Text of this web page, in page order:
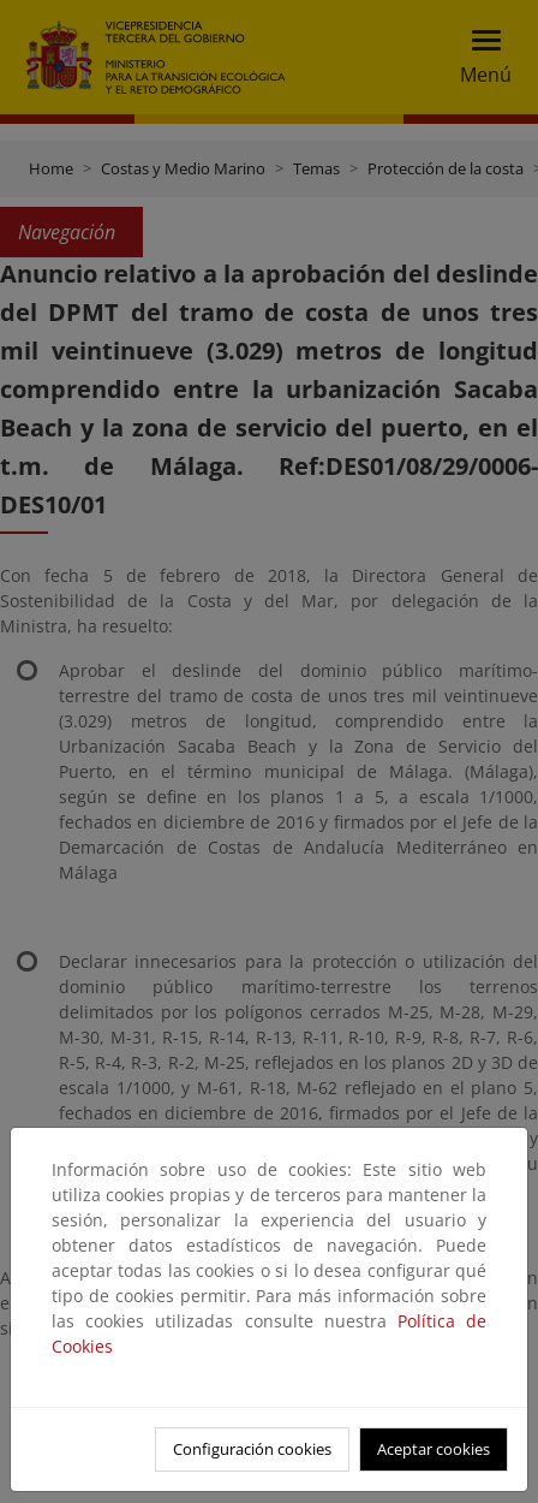
Menú
Home Costas y Medio Marino Temas Protección de la costa
Navegación
Anuncio relativo a la aprobación del deslinde
del DPMT del tramo de costa de unos tres
mil veintinueve (3.029) metros de longitud
comprendido entre la urbanización Sacaba
Beach y la zona de servicio del puerto, en el
t.m. de Málaga. Ref:DES01/08/29/0006-
DES10/01
Con fecha 5 de febrero de 2018, la Directora General de
Sostenibilidad de la Costa y del Mar, por delegación de la
Ministra, ha resuelto:
Aprobar el deslinde del dominio público marítimo-
terrestre del tramo de costa de unos tres mil veintinueve
(3.029) metros de longitud, comprendido entre la
Urbanización Sacaba Beach y la Zona de Servicio del
Puerto, en el término municipal de Málaga. (Málaga),
según se define en los planos 1 a 5, a escala 1/1000,
fechados en diciembre de 2016 y firmados por el Jefe de la
Demarcación de Costas de Andalucía Mediterráneo en
Málaga
Declarar innecesarios para la protección o utilización del
dominio público marítimo-terrestre los terrenos
delimitados por los polígonos cerrados M-25, M-28, M-29,
M-30, M-31, R-15, R-14, R-13, R-11, R-10, R-9, R-8, R-7, R-6,
R-5, R-4, R-3, R-2, M-25, reflejados en los planos 2D y 3D de
escala 1/1000, y M-61, R-18, M-62 reflejado en el plano 5,
fechados en diciembre de 2016, firmados por el Jefe de la
Demarcación de Andalucía-Mediterráneo en Málaga y
solicitar al Ministerio de Hacienda y Función Pública su
desafectación.
A efectos meramente informativos, la Resolución, la notificación
en el BOE y los planos que forman parte del proyecto y que han
sido aprobados pueden consultarse aquí:
Planos aprobados fechados diciembre de 2016
Información sobre uso de cookies: Este sitio web
utiliza cookies propias y de terceros para mantener la
sesión, personalizar la experiencia del usuario y
obtener datos estadísticos de navegación. Puede
aceptar todas las cookies o si lo desea configurar qué
tipo de cookies permitir. Para más información sobre
las cookies utilizadas consulte nuestra Política de
Cookies
Configuración cookies Aceptar cookies